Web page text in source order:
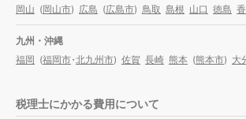
岡山 (岡山市) 広島 (広島市) 鳥取 島根 山口 徳島
九州・沖縄
福岡 (福岡市・北九州市) 佐賀 長崎 熊本 (熊本市) 大
税理士にかかる費用について